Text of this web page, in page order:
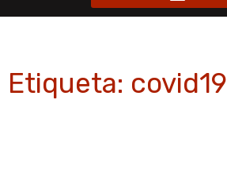
Etiqueta: covid19